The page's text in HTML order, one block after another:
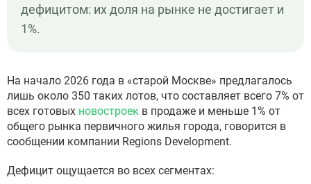
дефицитом: их доля на рынке не достигает и
1%.
На начало 2026 года в «старой Москве» предлагалось
лишь около 350 таких лотов, что составляет всего 7% от
всех готовых новостроек в продаже и меньше 1% от
общего рынка первичного жилья города, говорится в
сообщении компании Regions Development.
Дефицит ощущается во всех сегментах: